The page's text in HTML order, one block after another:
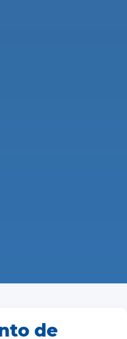
de